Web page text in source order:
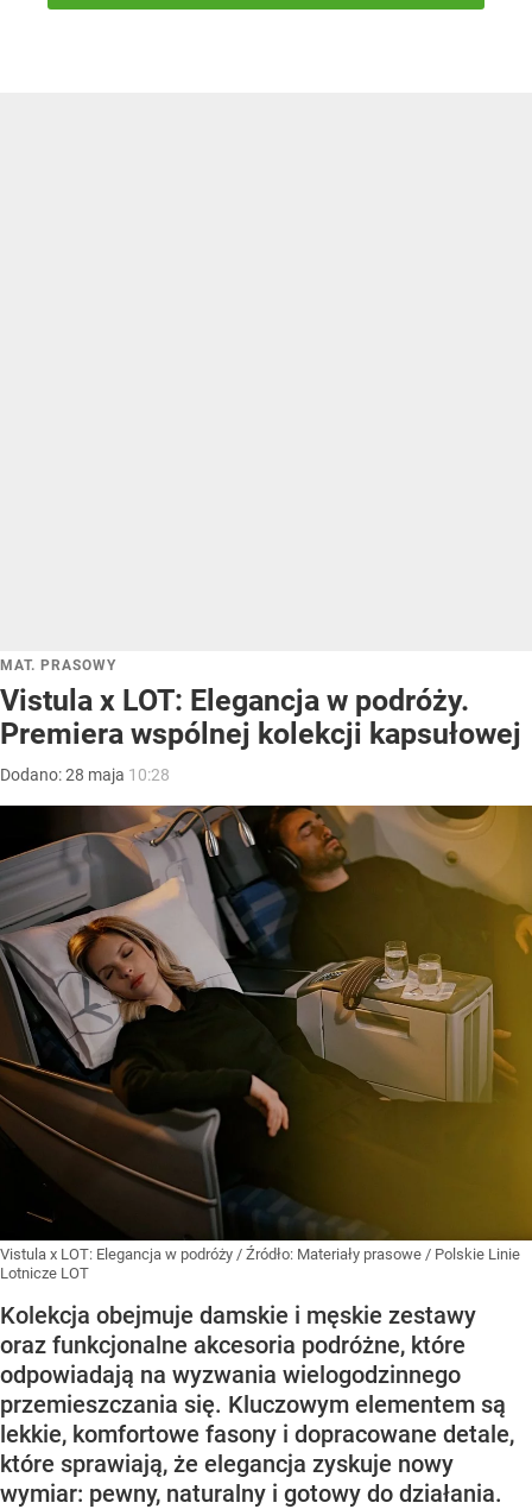
MAT. PRASOWY
Vistula x LOT: Elegancja w podróży.
Premiera wspólnej kolekcji kapsułowej
Dodano:28 maja 10:28
Vistula x LOT: Elegancja w podróży / Źródło: Materiały prasowe / Polskie Linie
Lotnicze LOT
Kolekcja obejmuje damskie i męskie zestawy
oraz funkcjonalne akcesoria podróżne, które
odpowiadają na wyzwania wielogodzinnego
przemieszczania się. Kluczowym elementem są
lekkie, komfortowe fasony i dopracowane detale,
które sprawiają, że elegancja zyskuje nowy
wymiar: pewny, naturalny i gotowy do działania.